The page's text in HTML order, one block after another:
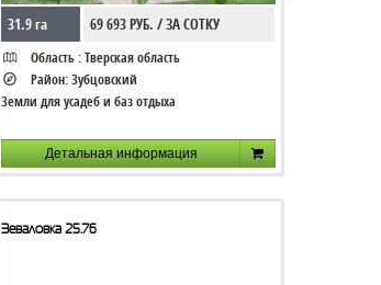
31.9 га 69 693 РУБ. / ЗА СОТКУ
Область :Тверская область
Район:Зубцовский
Земли для усадеб и баз отдыха
Детальная информация
Зеваловка 25.76